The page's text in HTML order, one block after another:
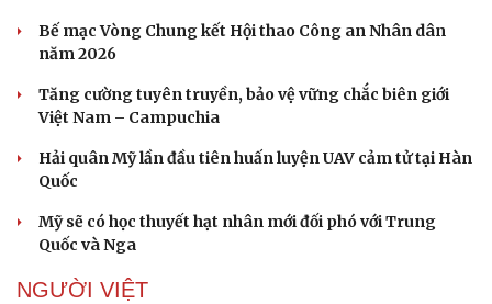
Bế mạc Vòng Chung kết Hội thao Công an Nhân dân
năm 2026
Tăng cường tuyên truyền, bảo vệ vững chắc biên giới
Việt Nam – Campuchia
Hải quân Mỹ lần đầu tiên huấn luyện UAV cảm tử tại Hàn
Quốc
Mỹ sẽ có học thuyết hạt nhân mới đối phó với Trung
Quốc và Nga
NGƯỜI VIỆT